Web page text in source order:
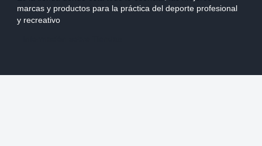
marcas y productos para la práctica del deporte profesional
y recreativo